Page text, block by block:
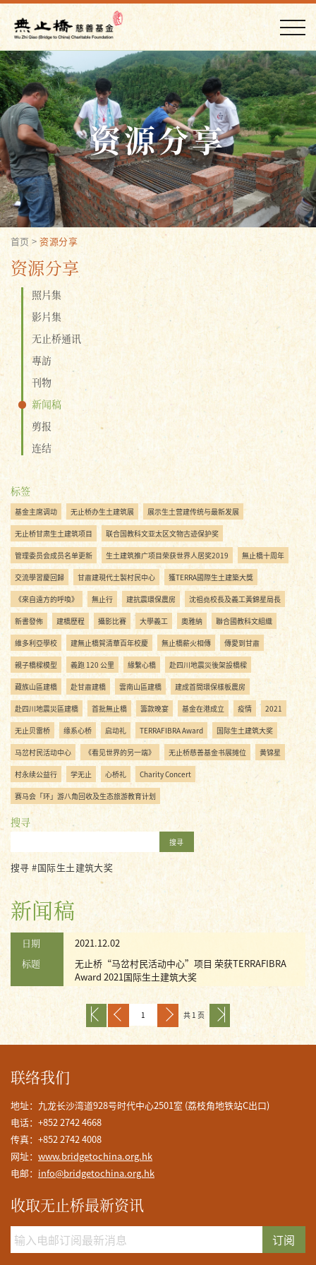
资源分享
首页 >资源分享
资源分享
照片集
影片集
无止桥通讯
專訪
刊物
新闻稿
剪报
连结
标签
基金主席调动 无止桥办生土建筑展 展示生土营建传统与最新发展
无止桥甘肃生土建筑项目 联合国教科文亚太区文物古迹保护奖
管理委员会成员名单更新 生土建筑推广项目荣获世界人居奖2019 無止橋十周年
交流學習慶回歸 甘肅建現代土製村民中心 獲TERRA國際生土建築大獎
《來自遠方的呼喚》 無止行 建抗震環保農房 沈祖堯校長及義工黃錦星局長
新書發佈 建橋歷程 攝影比賽 大學義工 奧雅納 聯合國教科文組織
維多利亞學校 建無止橋賀清華百年校慶 無止橋薪火相傳 傳愛到甘肅
親子橋樑模型 義跑 120 公里 緣繫心橋 赴四川地震災後架設橋樑
藏族山區建橋 赴甘肅建橋 雲南山區建橋 建成首間環保樣板農房
赴四川地震災區建橋 首批無止橋 籌款晚宴 基金在港成立 疫情 2021
无止贝雷桥 缘系心桥 启动礼 TERRAFIBRA Award 国际生土建筑大奖
马岔村民活动中心 《看见世界的另一端》 无止桥慈善基金书展摊位 黄锦星
村永续公益行 学无止 心桥礼 Charity Concert
赛马会「环」游八角回收及生态旅游教育计划
搜寻
搜寻
搜寻 #国际生土建筑大奖
新闻稿
日期
2021.12.02
标题
无止桥“马岔村民活动中心”项目 荣获TERRAFIBRA
Award 2021国际生土建筑大奖
共 1 页
联络我们
地址：九龙长沙湾道928号时代中心2501室 (荔枝角地铁站C出口)
电话：+852 2742 4668
传真：+852 2742 4008
网址： www.bridgetochina.org.hk
电邮： info@bridgetochina.org.hk
收取无止桥最新资讯
订阅